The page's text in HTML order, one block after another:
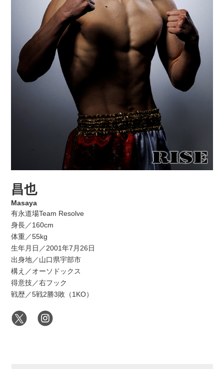
昌也
Masaya
有永道場Team Resolve
身長／160cm
体重／55kg
生年月日／2001年7月26日
出身地／山口県宇部市
構え／オーソドックス
得意技／右フック
戦歴／5戦2勝3敗（1KO）